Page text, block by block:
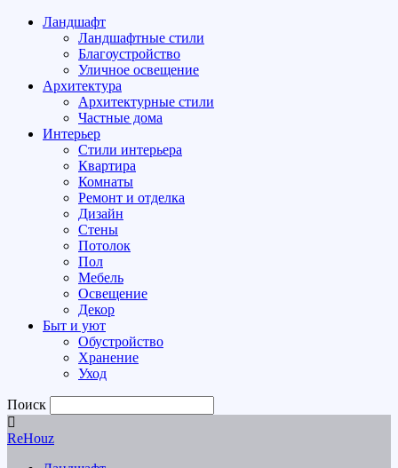
Ландшафт
Ландшафтные стили
Благоустройство
Уличное освещение
Архитектура
Архитектурные стили
Частные дома
Интерьер
Стили интерьера
Квартира
Комнаты
Ремонт и отделка
Дизайн
Стены
Потолок
Пол
Мебель
Освещение
Декор
Быт и уют
Обустройство
Хранение
Уход
Поиск
ReHouz